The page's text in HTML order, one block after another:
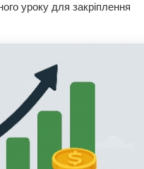
уроку для закріплення